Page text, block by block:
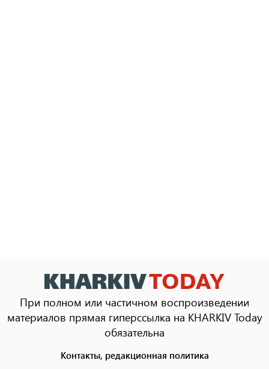
При полном или частичном воспроизведении
материалов прямая гиперссылка на KHARKIV Today
обязательна
Контакты, редакционная политика